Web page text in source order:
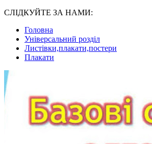
СЛІДКУЙТЕ ЗА НАМИ:
Головна
Універсальний розділ
Листівки,плакати,постери
Плакати